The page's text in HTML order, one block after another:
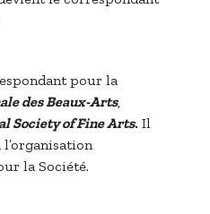
pour la
des Beaux-Arts,
Society of Fine Arts.Il
la Société.